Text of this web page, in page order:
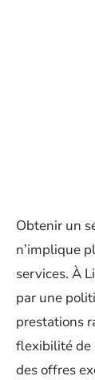
Obtenir un
n’implique
services. À
par une
prestations
flexibilité de
des offres